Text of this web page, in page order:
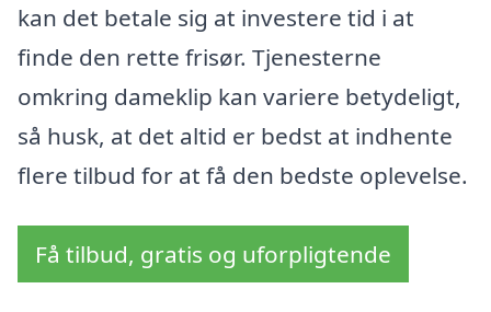
kan det betale sig at investere tid i at
finde den rette frisør. Tjenesterne
omkring dameklip kan variere betydeligt,
så husk, at det altid er bedst at indhente
flere tilbud for at få den bedste oplevelse.
Få tilbud, gratis og uforpligtende